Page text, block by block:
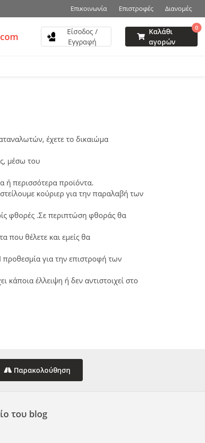
Επικοινωνία Επιστροφές Διανομές
Είσοδος /
Εγγραφή
Καλάθι
αγορών
0
έχετε το δικαιώμα
μέσω του
ή περισσότερα προϊόντα.
κούριερ για την παραλαβή των
φθορές .Σε περιπτώση φθοράς θα
που θέλετε και εμείς θα
για την επιστροφή των
έλλειψη ή δεν αντιστοιχεί στο
Παρακολούθηση
του blog